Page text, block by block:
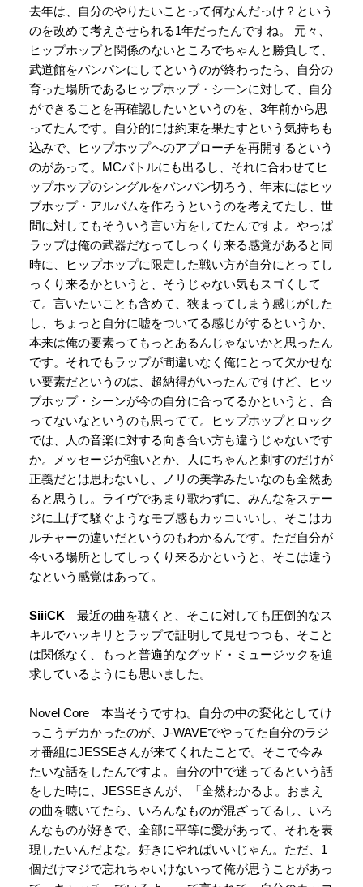
去年は、自分のやりたいことって何なんだっけ？という
のを改めて考えさせられる1年だったんですね。 元々、
ヒップホップと関係のないところでちゃんと勝負して、
武道館をパンパンにしてというのが終わったら、自分の
育った場所であるヒップホップ・シーンに対して、自分
ができることを再確認したいというのを、3年前から思
ってたんです。自分的には約束を果たすという気持ちも
込みで、ヒップホップへのアプローチを再開するという
のがあって。MCバトルにも出るし、それに合わせてヒ
ップホップのシングルをバンバン切ろう、年末にはヒッ
プホップ・アルバムを作ろうというのを考えてたし、世
間に対してもそういう言い方をしてたんですよ。やっぱ
ラップは俺の武器だなってしっくり来る感覚があると同
時に、ヒップホップに限定した戦い方が自分にとってし
っくり来るかというと、そうじゃない気もスゴくして
て。言いたいことも含めて、狭まってしまう感じがした
し、ちょっと自分に嘘をついてる感じがするというか、
本来は俺の要素ってもっとあるんじゃないかと思ったん
です。それでもラップが間違いなく俺にとって欠かせな
い要素だというのは、超納得がいったんですけど、ヒッ
プホップ・シーンが今の自分に合ってるかというと、合
ってないなというのも思ってて。ヒップホップとロック
では、人の音楽に対する向き合い方も違うじゃないです
か。メッセージが強いとか、人にちゃんと刺すのだけが
正義だとは思わないし、ノリの美学みたいなのも全然あ
ると思うし。ライヴであまり歌わずに、みんなをステー
ジに上げて騒ぐようなモブ感もカッコいいし、そこはカ
ルチャーの違いだというのもわかるんです。ただ自分が
今いる場所としてしっくり来るかというと、そこは違う
なという感覚はあって。
SiiiCK 最近の曲を聴くと、そこに対しても圧倒的なス
キルでハッキリとラップで証明して見せつつも、そこと
は関係なく、もっと普遍的なグッド・ミュージックを追
求しているようにも思いました。
Novel Core 本当そうですね。自分の中の変化としてけ
っこうデカかったのが、J-WAVEでやってた自分のラジ
オ番組にJESSEさんが来てくれたことで。そこで今み
たいな話をしたんですよ。自分の中で迷ってるという話
をした時に、JESSEさんが、「全然わかるよ。おまえ
の曲を聴いてたら、いろんなものが混ざってるし、いろ
んなものが好きで、全部に平等に愛があって、それを表
現したいんだよな。好きにやればいいじゃん。ただ、1
個だけマジで忘れちゃいけないって俺が思うことがあっ